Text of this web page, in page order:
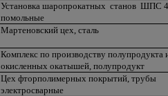
Установка шаропрокатных станов ШПС
помольные
Мартеновский цех, сталь
Комплекс по производству полупродукта
окисленных окатышей, полупродукт
Цех фторполимерных покрытий, трубы
электросварные